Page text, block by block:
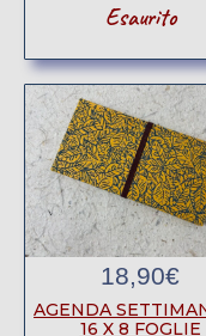
Esaurito
18,90€
AGENDA
16 X 8 FOGLIE